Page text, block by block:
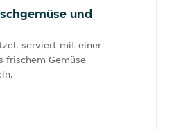
und
serviert mit einer
frischem Gemüse